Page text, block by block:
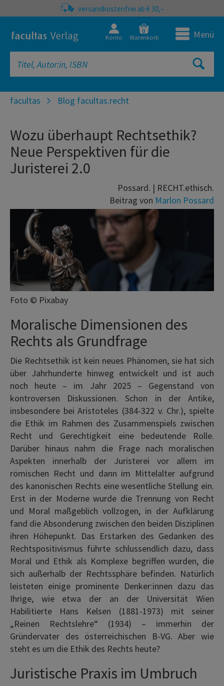
versandkostenfrei ab € 30,–
Konto
0
Warenkorb Menü
facultas Blog facultas.recht
Wozu überhaupt Rechtsethik?
Neue Perspektiven für die
Juristerei 2.0
Possard. | RECHT.ethisch.
Beitrag von Marlon Possard
Foto © Pixabay
Moralische Dimensionen des
Rechts als Grundfrage
Die Rechtsethik ist kein neues Phänomen, sie hat sich
über Jahrhunderte hinweg entwickelt und ist auch
noch heute – im Jahr 2025 – Gegenstand von
kontroversen Diskussionen. Schon in der Antike,
insbesondere bei Aristoteles (384-322 v. Chr.), spielte
die Ethik im Rahmen des Zusammenspiels zwischen
Recht und Gerechtigkeit eine bedeutende Rolle.
Darüber hinaus nahm die Frage nach moralischen
Aspekten innerhalb der Juristerei vor allem im
römischen Recht und dann im Mittelalter aufgrund
des kanonischen Rechts eine wesentliche Stellung ein.
Erst in der Moderne wurde die Trennung von Recht
und Moral maßgeblich vollzogen, in der Aufklärung
fand die Absonderung zwischen den beiden Disziplinen
ihren Höhepunkt. Das Erstarken des Gedanken des
Rechtspositivismus führte schlussendlich dazu, dass
Moral und Ethik als Komplexe begriffen wurden, die
sich außerhalb der Rechtssphäre befinden. Natürlich
leisteten einige prominente Denker:innen dazu das
Ihrige, wie etwa der an der Universität Wien
Habilitierte Hans Kelsen (1881-1973) mit seiner
„Reinen Rechtslehre“ (1934) – immerhin der
Gründervater des österreichischen B-VG. Aber wie
steht es um die Ethik des Rechts heute?
Juristische Praxis im Umbruch